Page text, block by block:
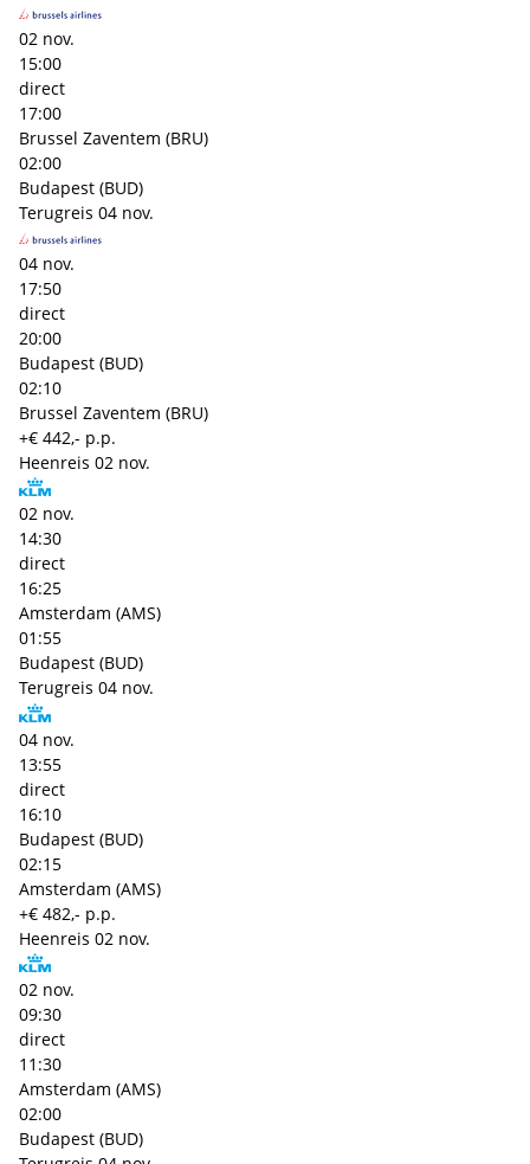
02 nov.
15:00
direct
17:00
Brussel Zaventem (BRU)
02:00
Budapest (BUD)
Terugreis 04 nov.
04 nov.
17:50
direct
20:00
Budapest (BUD)
02:10
Brussel Zaventem (BRU)
+€ 442,- p.p.
Heenreis 02 nov.
02 nov.
14:30
direct
16:25
Amsterdam (AMS)
01:55
Budapest (BUD)
Terugreis 04 nov.
04 nov.
13:55
direct
16:10
Budapest (BUD)
02:15
Amsterdam (AMS)
+€ 482,- p.p.
Heenreis 02 nov.
02 nov.
09:30
direct
11:30
Amsterdam (AMS)
02:00
Budapest (BUD)